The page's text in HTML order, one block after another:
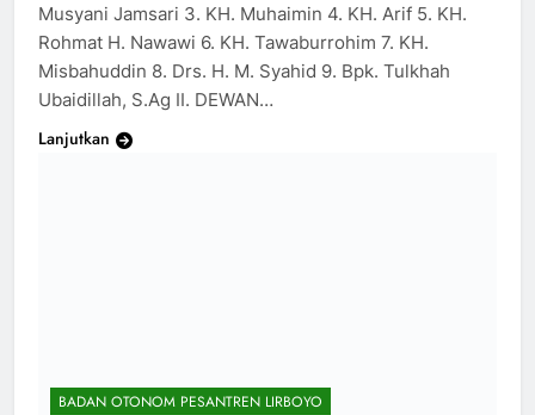
Musyani Jamsari 3. KH. Muhaimin 4. KH. Arif 5. KH.
Rohmat H. Nawawi 6. KH. Tawaburrohim 7. KH.
Misbahuddin 8. Drs. H. M. Syahid 9. Bpk. Tulkhah
Ubaidillah, S.Ag II. DEWAN…
Lanjutkan
BADAN OTONOM PESANTREN LIRBOYO